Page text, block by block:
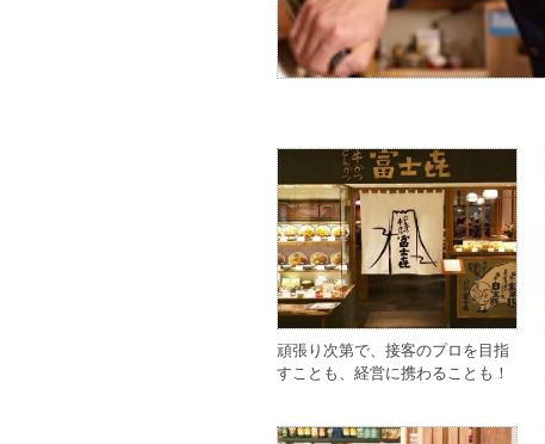
頑張り次第で、接客のプロを目指
すことも、経営に携わることも！